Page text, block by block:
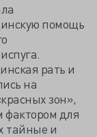
помощь
рать и
на
зон»,
фактором для
тайные и